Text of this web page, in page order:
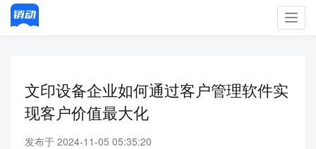
文印设备企业如何通过客户管理软件实
现客户价值最大化
发布于 2024-11-05 05:35:20